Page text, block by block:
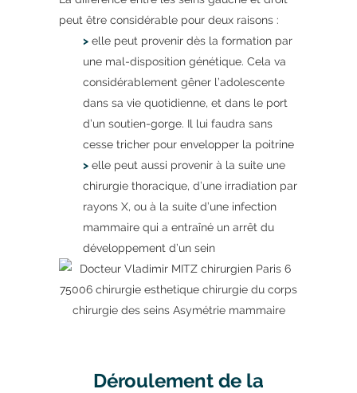
peut être considérable pour deux raisons :
> elle peut provenir dès la formation par
une mal-disposition génétique. Cela va
considérablement gêner l’adolescente
dans sa vie quotidienne, et dans le port
d’un soutien-gorge. Il lui faudra sans
cesse tricher pour envelopper la poitrine
> elle peut aussi provenir à la suite une
chirurgie thoracique, d’une irradiation par
rayons X, ou à la suite d’une infection
mammaire qui a entraîné un arrêt du
développement d’un sein
Déroulement de la